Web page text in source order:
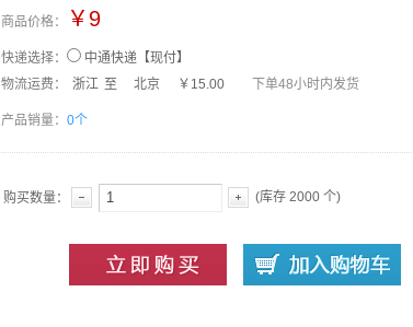
商品价格： ￥9
快递选择：
中通快递【现付】
物流运费：
浙江 至 北京 ￥15.00 下单48小时内发货
产品销量： 0个
购买数量： (库存 2000 个)